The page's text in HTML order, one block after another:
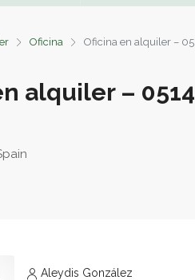
Oficina Oficina en alquiler –
alquiler –
Aleydis González